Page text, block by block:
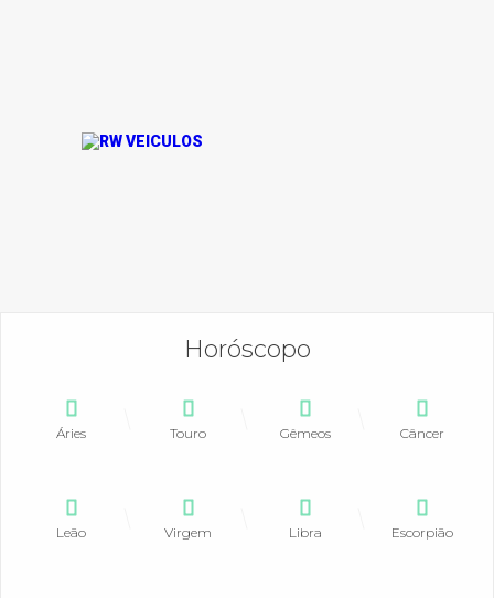
Horóscopo
Áries Touro Gêmeos Câncer
Leão Virgem Libra Escorpião